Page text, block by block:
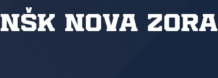
NŠK Nova zora